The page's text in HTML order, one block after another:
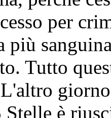
per
più
Tutto
Stelle è